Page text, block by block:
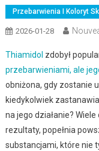
Przebarwienia I Koloryt
2026-01-28
Thiamidol zdobył
przebarwieniami, ale
obniżona, gdy zostanie
kiedykolwiek
na jego działanie?
rezultaty, popełnia
substancjami, które nie